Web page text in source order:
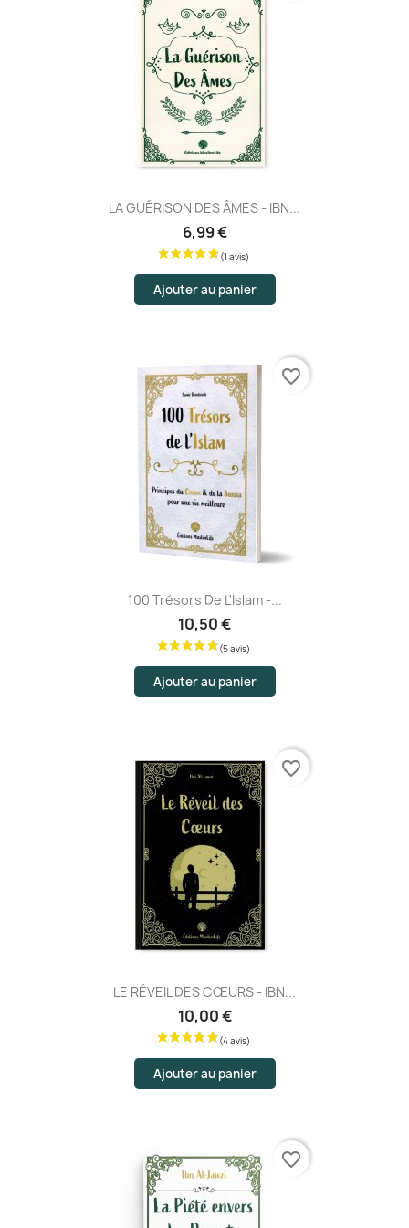
LA GUÉRISON DES ÂMES - IBN...
6,99 €
Ajouter au panier
100 Trésors De L'Islam -...
10,50 €
Ajouter au panier
favorite_border
LE RÉVEIL DES CŒURS - IBN...
10,00 €
Ajouter au panier
favorite_border
favorite_border